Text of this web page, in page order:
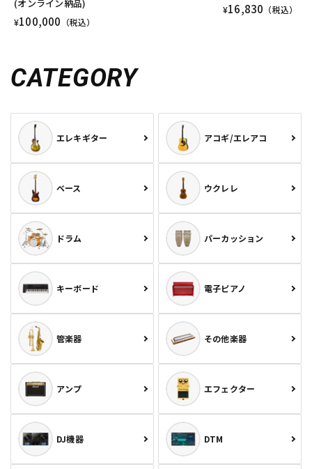
(オンライン納品)
¥100,000 （税込）
¥16,830 （税込）
CATEGORY
エレキギター アコギ/エレアコ
ベース ウクレレ
ドラム パーカッション
キーボード 電子ピアノ
管楽器 その他楽器
アンプ エフェクター
DJ機器 DTM